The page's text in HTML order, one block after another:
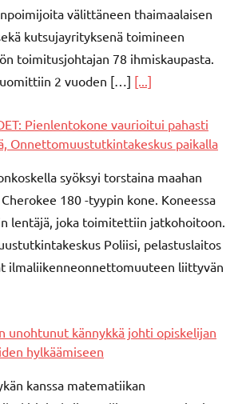
välittäneen thaimaalaisen
kutsujayrityksenä toimineen
toimitusjohtajan 78 ihmiskaupasta.
2 vuoden […] [...]
Pienlentokone vaurioitui pahasti
Onnettomuustutkintakeskus paikalla
syöksyi torstaina maahan
180 -tyypin kone. Koneessa
lentäjä, joka toimitettiin jatkohoitoon.
Poliisi, pelastuslaitos
ilmaliikenneonnettomuuteen liittyvän
unohtunut kännykkä johti opiskelijan
hylkäämiseen
kanssa matematiikan